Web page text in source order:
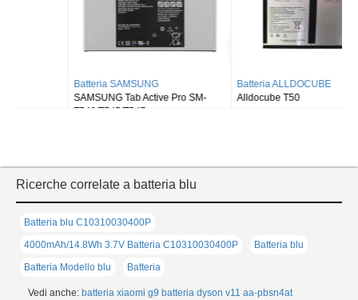
Batteria SAMSUNG
SAMSUNG Tab Active Pro SM-
T540/T545/T547
Batteria ALLDOCUBE
Alldocube T50
Ricerche correlate a batteria blu
Batteria blu C10310030400P
4000mAh/14.8Wh 3.7V Batteria C10310030400P
Batteria blu
Batteria Modello blu
Batteria
Vedi anche: batteria xiaomi g9 batteria dyson v11 aa-pbsn4at